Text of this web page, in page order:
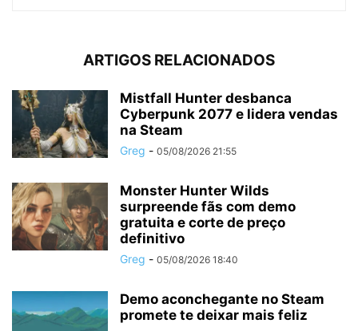
ARTIGOS RELACIONADOS
Mistfall Hunter desbanca
Cyberpunk 2077 e lidera vendas
na Steam
Greg - 05/08/2026 21:55
Monster Hunter Wilds
surpreende fãs com demo
gratuita e corte de preço
definitivo
Greg - 05/08/2026 18:40
Demo aconchegante no Steam
promete te deixar mais feliz